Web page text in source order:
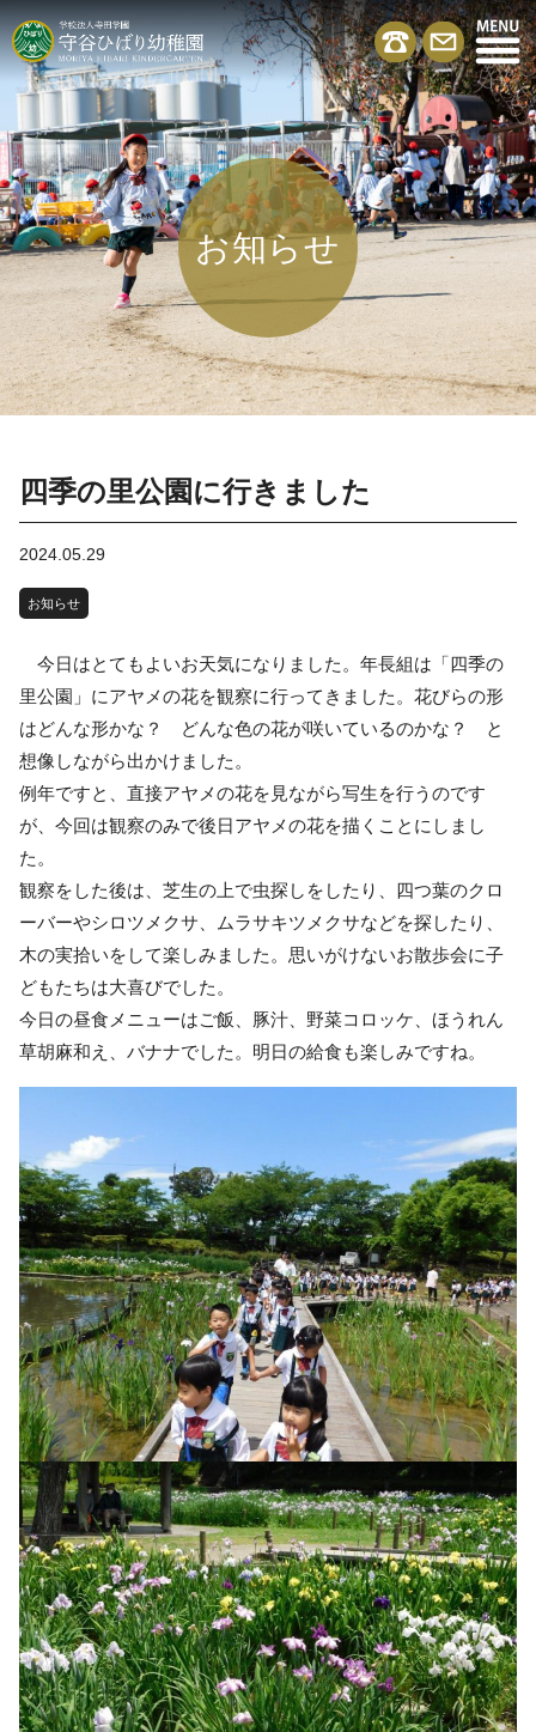
お知らせ
四季の里公園に行きました
2024.05.29
お知らせ
今日はとてもよいお天気になりました。年長組は「四季の
里公園」にアヤメの花を観察に行ってきました。花びらの形
はどんな形かな？ どんな色の花が咲いているのかな？ と
想像しながら出かけました。
例年ですと、直接アヤメの花を見ながら写生を行うのです
が、今回は観察のみで後日アヤメの花を描くことにしまし
た。
観察をした後は、芝生の上で虫探しをしたり、四つ葉のクロ
ーバーやシロツメクサ、ムラサキツメクサなどを探したり、
木の実拾いをして楽しみました。思いがけないお散歩会に子
どもたちは大喜びでした。
今日の昼食メニューはご飯、豚汁、野菜コロッケ、ほうれん
草胡麻和え、バナナでした。明日の給食も楽しみですね。